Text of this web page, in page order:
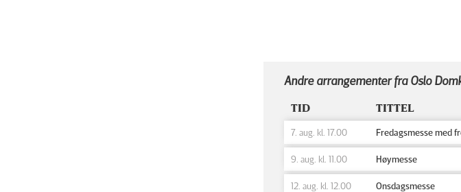
Andre arrangementer fra Oslo
TID TITTEL
7. aug. kl. 17.00 Fredagsmesse med
9. aug. kl. 11.00 Høymesse
12. aug. kl. 12.00 Onsdagsmesse